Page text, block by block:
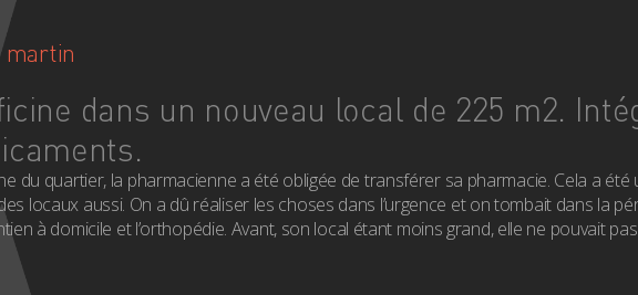
martin
dans un nouveau local de 225 m2.
du quartier, la pharmacienne a été obligée de transférer sa pharmacie. Cela a
locaux aussi. On a dû réaliser les choses dans l’urgence et on tombait dans la
à domicile et l’orthopédie. Avant, son local étant moins grand, elle ne pouvait